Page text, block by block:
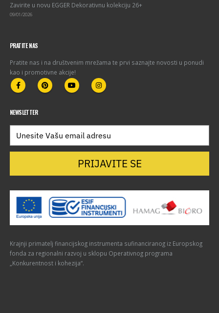
Zavirite u novu EGGER Dekorativnu kolekciju 26+
09/01/2026
PRATITE NAS
Pratite nas i na društvenim mrežama te prvi saznajte novosti u ponudi
kao i promotivne akcije!
NEWSLETTER
PRIJAVITE SE
Krajnji primatelj financijskog instrumenta sufinanciranog iz Europskog
fonda za regionalni razvoj u sklopu Operativnog programa
„Konkurentnost i kohezija“.